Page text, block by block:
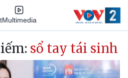
Multimedia
sổ tay tái sinh